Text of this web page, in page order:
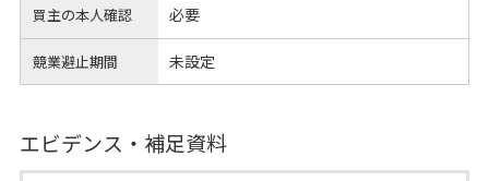
買主の本人確認 必要
競業避止期間 未設定
エビデンス・補足資料